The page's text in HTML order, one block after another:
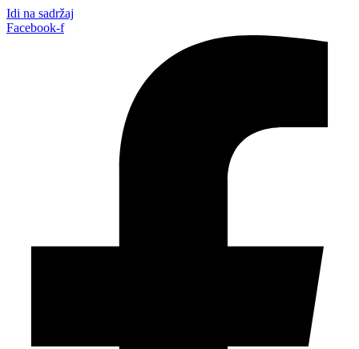
Idi na sadržaj
Facebook-f